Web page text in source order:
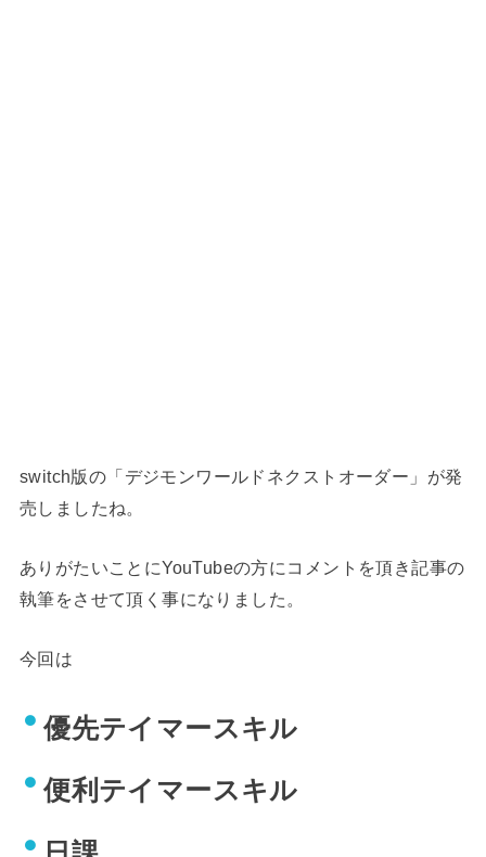
switch版の「デジモンワールドネクストオーダー」が発
売しましたね。
ありがたいことにYouTubeの方にコメントを頂き記事の
執筆をさせて頂く事になりました。
今回は
優先テイマースキル
便利テイマースキル